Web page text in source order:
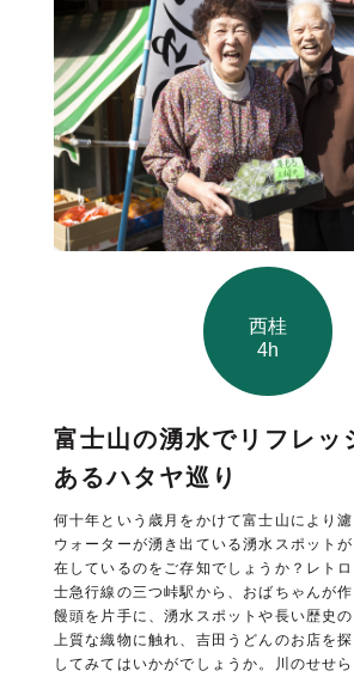
西桂
4h
富士山の湧水でリフレッ
あるハタヤ巡り
何十年という歳月をかけて富士山により
ウォーターが湧き出ている湧水スポット
在しているのをご存知でしょうか？レト
士急行線の三つ峠駅から、おばちゃんが
饅頭を片手に、湧水スポットや長い歴史
上質な織物に触れ、吉田うどんのお店を
してみてはいかがでしょうか。川のせせ